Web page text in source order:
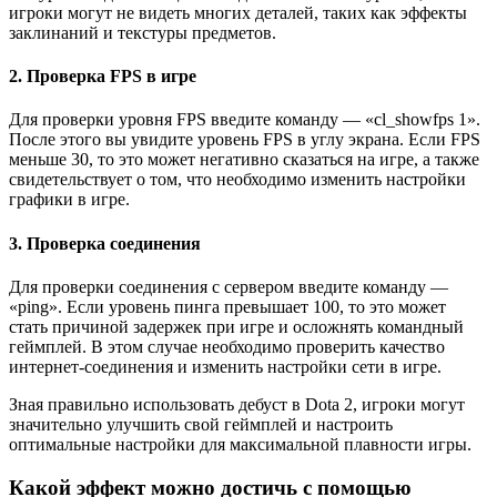
игроки могут не видеть многих деталей, таких как эффекты
заклинаний и текстуры предметов.
2. Проверка FPS в игре
Для проверки уровня FPS введите команду — «cl_showfps 1».
После этого вы увидите уровень FPS в углу экрана. Если FPS
меньше 30, то это может негативно сказаться на игре, а также
свидетельствует о том, что необходимо изменить настройки
графики в игре.
3. Проверка соединения
Для проверки соединения с сервером введите команду —
«ping». Если уровень пинга превышает 100, то это может
стать причиной задержек при игре и осложнять командный
геймплей. В этом случае необходимо проверить качество
интернет-соединения и изменить настройки сети в игре.
Зная правильно использовать дебуст в Dota 2, игроки могут
значительно улучшить свой геймплей и настроить
оптимальные настройки для максимальной плавности игры.
Какой эффект можно достичь с помощью